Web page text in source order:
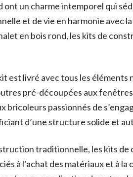
ont un charme intemporel qui
et de vie en harmonie avec
en bois rond, les kits de
est livré avec tous les
pré-découpées aux
bricoleurs passionnés de
d’une structure solide et
traditionnelle, les kits de
à l’achat des matériaux et à